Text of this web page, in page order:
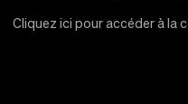
Cliquez ici pour accéder à la